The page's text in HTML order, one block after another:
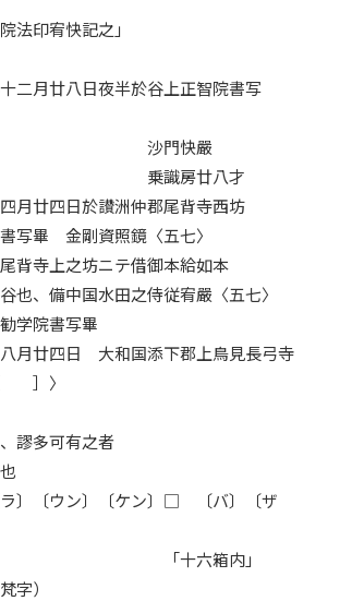
法印宥快記之」
二月廿八日夜半於谷上正智院書写
快嚴
廿八才
月廿四日於讃洲仲郡尾背寺西坊
写畢 金剛資照鏡〈五七〉
背寺上之坊ニテ借御本給如本
也、備中国水田之侍従宥嚴〈五七〉
学院書写畢
月廿四日 大和国添下郡上鳥見長弓寺
］〉
謬多可有之者
〕〔ウン〕〔ケン〕□ 〔バ〕〔ザ
箱内」
）